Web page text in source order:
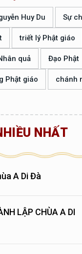
Huy Du Sự
triết lý Phật giáo
quả Đạo Phật
Phật giáo chánh
NHẤT
A Di Đà
LẬP CHÙA A DI